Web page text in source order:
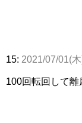
15: 2021/07/01(
100回転回して離